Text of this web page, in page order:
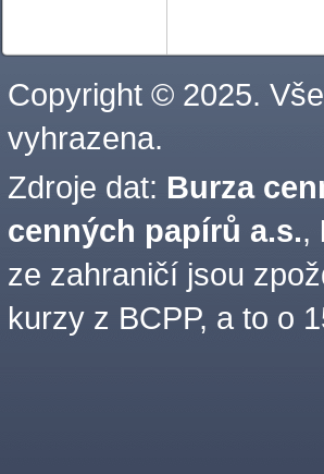
Copyright © 2025.
vyhrazena.
Zdroje dat: Burza
cenných papírů a.s.,
ze zahraničí jsou
kurzy z BCPP, a to o